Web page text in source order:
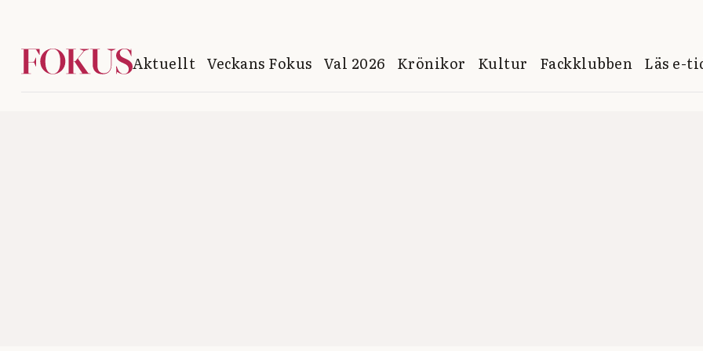
Aktuellt Veckans Fokus Val 2026 Krönikor Kultur Fackklubben Läs e-